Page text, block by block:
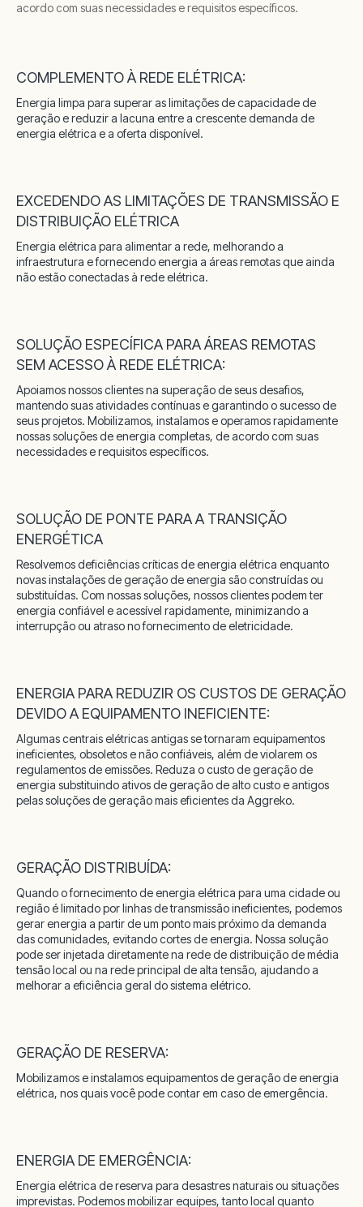
acordo com suas necessidades e requisitos específicos.
COMPLEMENTO À REDE ELÉTRICA:
Energia limpa para superar as limitações de capacidade de
geração e reduzir a lacuna entre a crescente demanda de
energia elétrica e a oferta disponível.
EXCEDENDO AS LIMITAÇÕES DE TRANSMISSÃO E
DISTRIBUIÇÃO ELÉTRICA
Energia elétrica para alimentar a rede, melhorando a
infraestrutura e fornecendo energia a áreas remotas que ainda
não estão conectadas à rede elétrica.
SOLUÇÃO ESPECÍFICA PARA ÁREAS REMOTAS
SEM ACESSO À REDE ELÉTRICA:
Apoiamos nossos clientes na superação de seus desafios,
mantendo suas atividades contínuas e garantindo o sucesso de
seus projetos. Mobilizamos, instalamos e operamos rapidamente
nossas soluções de energia completas, de acordo com suas
necessidades e requisitos específicos.
SOLUÇÃO DE PONTE PARA A TRANSIÇÃO
ENERGÉTICA
Resolvemos deficiências críticas de energia elétrica enquanto
novas instalações de geração de energia são construídas ou
substituídas. Com nossas soluções, nossos clientes podem ter
energia confiável e acessível rapidamente, minimizando a
interrupção ou atraso no fornecimento de eletricidade.
ENERGIA PARA REDUZIR OS CUSTOS DE GERAÇÃO
DEVIDO A EQUIPAMENTO INEFICIENTE:
Algumas centrais elétricas antigas se tornaram equipamentos
ineficientes, obsoletos e não confiáveis, além de violarem os
regulamentos de emissões. Reduza o custo de geração de
energia substituindo ativos de geração de alto custo e antigos
pelas soluções de geração mais eficientes da Aggreko.
GERAÇÃO DISTRIBUÍDA:
Quando o fornecimento de energia elétrica para uma cidade ou
região é limitado por linhas de transmissão ineficientes, podemos
gerar energia a partir de um ponto mais próximo da demanda
das comunidades, evitando cortes de energia. Nossa solução
pode ser injetada diretamente na rede de distribuição de média
tensão local ou na rede principal de alta tensão, ajudando a
melhorar a eficiência geral do sistema elétrico.
GERAÇÃO DE RESERVA:
Mobilizamos e instalamos equipamentos de geração de energia
elétrica, nos quais você pode contar em caso de emergência.
ENERGIA DE EMERGÊNCIA:
Energia elétrica de reserva para desastres naturais ou situações
imprevistas. Podemos mobilizar equipes, tanto local quanto